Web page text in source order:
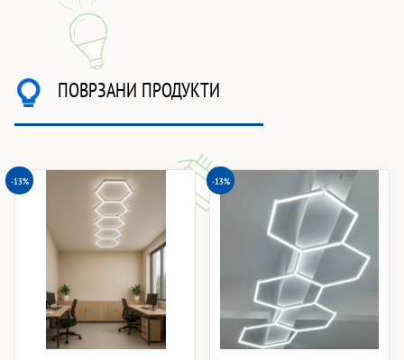
ПОВРЗАНИ ПРОДУКТИ
-13% -13%